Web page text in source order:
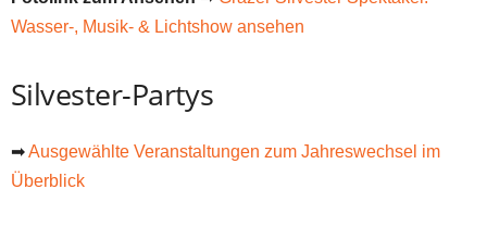
Wasser-, Musik- & Lichtshow ansehen
Silvester-Partys
➡Ausgewählte Veranstaltungen zum Jahreswechsel im
Überblick